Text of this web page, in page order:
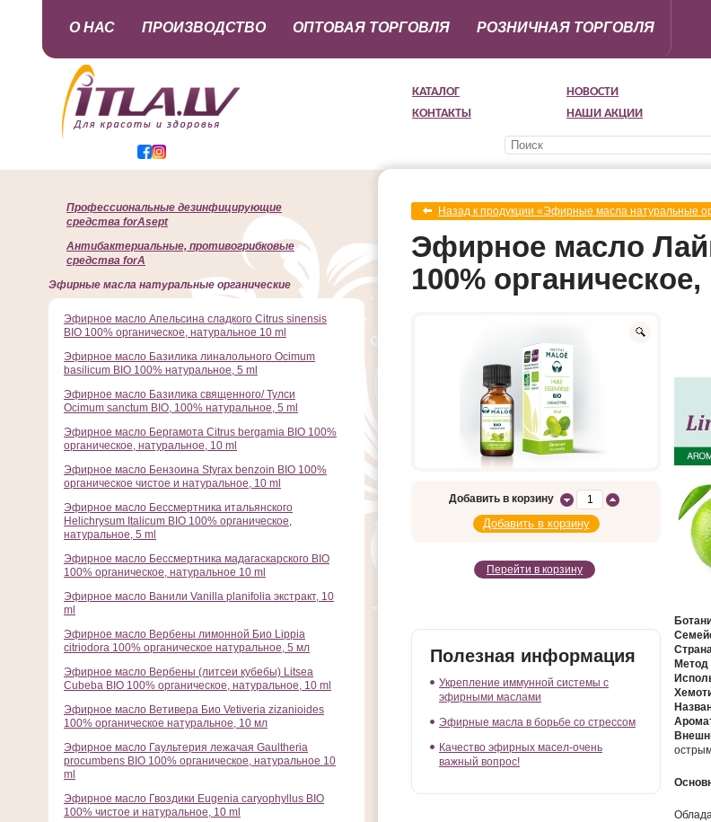
КАТАЛОГ НОВОСТИ
КОНТАКТЫ
НАШИ АКЦИИ
О НАС ПРОИЗВОДСТВО ОПТОВАЯ ТОРГОВЛЯ РОЗНИЧНАЯ ТОРГОВЛЯ
Назад к продукции «Эфирные масла натуральные
Эфирное масло
100%
Добавить в корзину
Перейти в корзину
Полезная информация
Укрепление иммунной системы с
эфирными маслами
Эфирные масла в борьбе со стрессом
Качество эфирных масел-очень
важный вопрос!
Метод
Профессиональные дезинфицирующие
средства forAsept
Антибактериальные, противогрибковые
средства forA
Эфирные масла натуральные органические
Эфирное масло Апельсина сладкого Citrus sinensis
BIO 100% органическое, натуральное 10 ml
Эфирное масло Базилика линалольного Ocimum
basilicum BIO 100% натуральное, 5 ml
Эфирное масло Базилика священного/ Тулси
Ocimum sanctum BIO, 100% натуральное, 5 ml
Эфирное масло Бергамота Citrus bergamia BIO 100%
органическое, натуральное, 10 ml
Эфирное масло Бензоина Styrax benzoin BIO 100%
органическое чистое и натуральное, 10 ml
Эфирное масло Бессмертника итальянского
Helichrysum Italicum BIO 100% органическое,
натуральное, 5 ml
Эфирное масло Бессмертника мадагаскарского BIO
100% органическое, натуральное 10 ml
Эфирное масло Ванили Vanilla planifolia экстракт, 10
ml
Эфирное масло Вербены лимонной Био Lippia
citriodora 100% органическое натуральное, 5 мл
Эфирное масло Вербены (литсеи кубебы) Litsea
Cubeba BIO 100% органическое, натуральное, 10 ml
Эфирное масло Ветивера Био Vetiveria zizanioides
100% органическое натуральное, 10 мл
Эфирное масло Гаультерия лежачая Gaultheria
procumbens BIO 100% органическое, натуральное 10
ml
Эфирное масло Гвоздики Eugenia caryophyllus BIO
100% чистое и натуральное, 10 ml